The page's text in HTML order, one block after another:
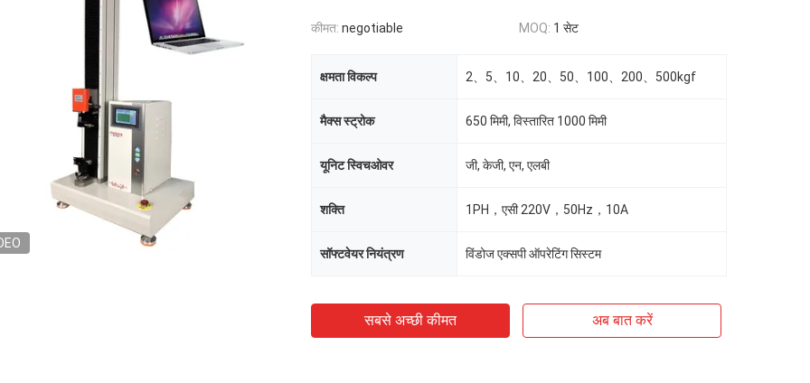
कीमत: negotiable MOQ: 1 सेट
क्षमता विकल्प 2、5、10、20、50、100、200、500kgf
मैक्स स्ट्रोक 650 मिमी, विस्तारित 1000 मिमी
यूनिट स्विचओवर जी, केजी, एन, एलबी
शक्ति 1PH，एसी 220V，50Hz，10A
सॉफ्टवेयर नियंत्रण विंडोज एक्सपी ऑपरेटिंग सिस्टम
सबसे अच्छी कीमत अब बात करें